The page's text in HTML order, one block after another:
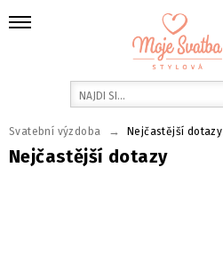
Nejčastější dotazy
Svatební výzdoba → Nejčastější dotazy